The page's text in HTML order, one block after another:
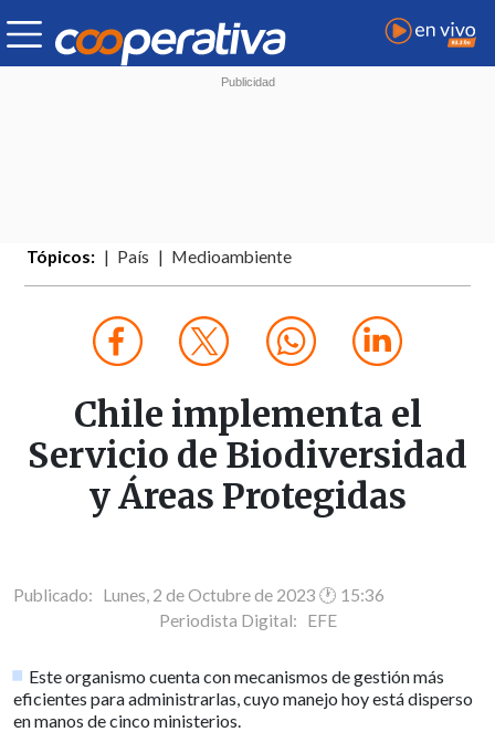
Tópicos: País Medioambiente
Chile implementa el
Servicio de Biodiversidad
y Áreas Protegidas
Publicado: Lunes, 2 de Octubre de 2023 🕐 15:36
Periodista Digital: EFE
Este organismo cuenta con mecanismos de gestión más
eficientes para administrarlas, cuyo manejo hoy está disperso
en manos de cinco ministerios.